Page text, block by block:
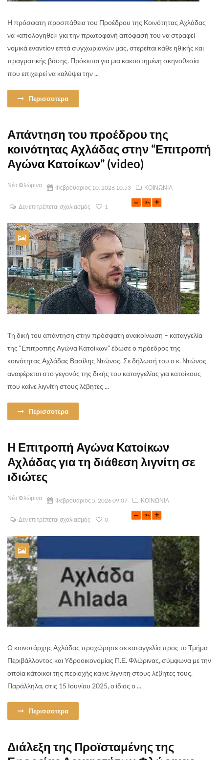
Η πρόσφατη προσπάθεια του Προέδρου της Κοινότητας Αχλάδας
να «απολογηθεί» για την πρωτοφανή απόφασή του να στραφεί
νομικά εναντίον επτά συγχωριανών μας, στερείται κάθε ηθικής και
πραγματικής βάσης. Πρόκειται για μια κακοστημένη σκηνοθεσία
που επιχειρεί να καλύψει την ...
Περισσοτερα
Απάντηση του προέδρου της
κοινότητας Αχλάδας στην “Επιτροπή
Αγώνα Κατοίκων” (video)
Νέα Φλώρινα Φεβρουάριος 10, 2026 10:53 ΚΟΙΝΩΝΙΑ
Δεν επιτρέπεται σχολιασμός 1
Τη δική του απάντηση στην πρόσφατη ανακοίνωση – καταγγελία
της “Επιτροπής Αγώνα Κατοίκων” έδωσε ο πρόεδρος της
κοινότητας Αχλάδας Βασίλης Ντώνος. Σε δήλωσή του ο κ. Ντώνος
αναφέρεται στο γεγονός της δικής του καταγγελίας για κατοίκους
που καίνε λιγνίτη στους λέβητες ...
Περισσοτερα
Η Επιτροπή Αγώνα Κατοίκων
Αχλάδας για τη διάθεση λιγνίτη σε
ιδιώτες
Νέα Φλώρινα Φεβρουάριος 5, 2026 09:07 ΚΟΙΝΩΝΙΑ
Δεν επιτρέπεται σχολιασμός 0
Ο κοινοτάρχης Αχλάδας προχώρησε σε καταγγελία προς το Τμήμα
Περιβάλλοντος και Υδροοικονομίας Π.Ε. Φλώρινας, σύμφωνα με την
οποία κάτοικοι της περιοχής καίνε λιγνίτη στους λέβητες τους.
Παράλληλα, στις 15 Ιουνίου 2025, ο ίδιος ο ...
Περισσοτερα
Διάλεξη της Προϊσταμένης της